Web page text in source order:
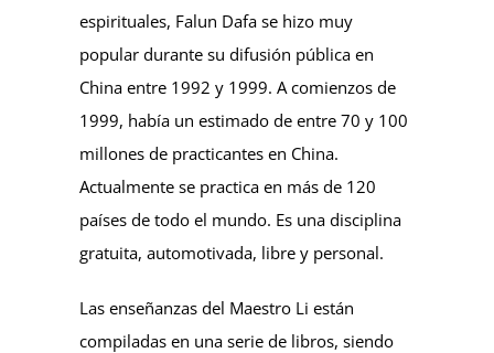
espirituales, Falun Dafa se hizo muy
popular durante su difusión pública en
China entre 1992 y 1999. A comienzos de
1999, había un estimado de entre 70 y 100
millones de practicantes en China.
Actualmente se practica en más de 120
países de todo el mundo. Es una disciplina
gratuita, automotivada, libre y personal.
Las enseñanzas del Maestro Li están
compiladas en una serie de libros, siendo